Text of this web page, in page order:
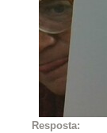
4.Mãos à
seja
vocês. Se
para que ele
Esse
Novidades
Blog do
Capriche!
Resposta: